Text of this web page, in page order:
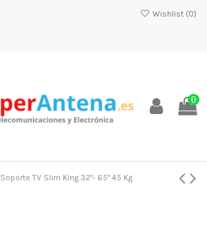
Wishlist (0)
0
Soporte TV Slim King 32"- 65" 45 Kg